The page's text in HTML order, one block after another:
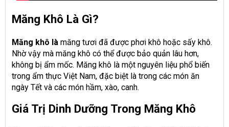
Măng Khô Là Gì?
Măng khô là măng tươi đã được phơi khô hoặc sấy khô.
Nhờ vậy mà măng khô có thể được bảo quản lâu hơn,
không bị ẩm mốc. Măng khô là một nguyên liệu phổ biến
trong ẩm thực Việt Nam, đặc biệt là trong các món ăn
ngày Tết và các món hầm, xào, canh.
Giá Trị Dinh Dưỡng Trong Măng Khô